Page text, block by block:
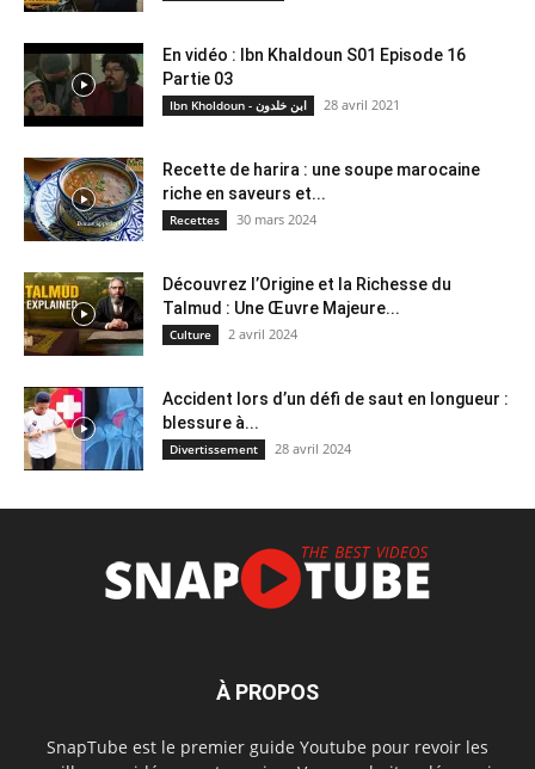
En vidéo : Ibn Khaldoun S01 Episode 16
Partie 03
Ibn Kholdoun - ابن خلدون 28 avril 2021
Recette de harira : une soupe marocaine
riche en saveurs et...
Recettes 30 mars 2024
Découvrez l’Origine et la Richesse du
Talmud : Une Œuvre Majeure...
Culture 2 avril 2024
Accident lors d’un défi de saut en longueur :
blessure à...
Divertissement 28 avril 2024
À PROPOS
SnapTube est le premier guide Youtube pour revoir les